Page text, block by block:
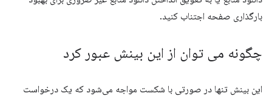
بارگذاری صفحه اجتناب کنید.
چگونه می توان از این بینش عبور کرد
این بینش تنها در صورتی با شکست مواجه می‌شود که یک درخواست